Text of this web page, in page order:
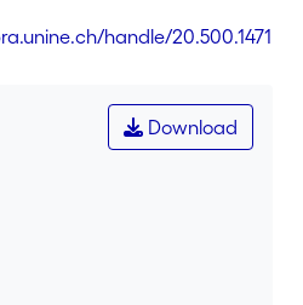
handle/20.500.1471
Download